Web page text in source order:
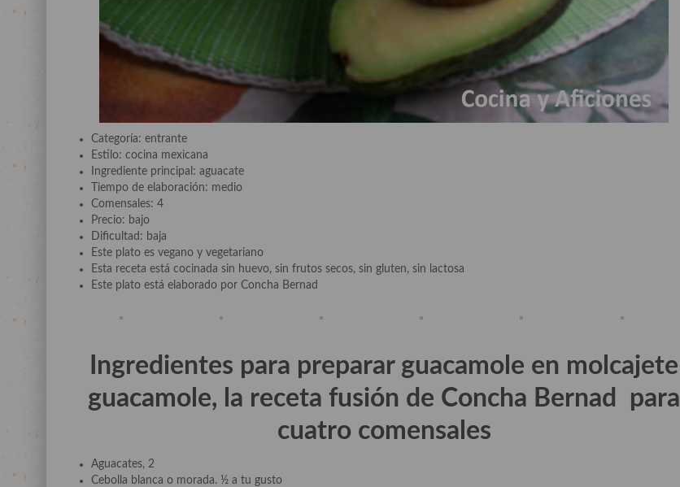
Categoría: entrante
Estilo: cocina mexicana
Ingrediente principal: aguacate
Tiempo de elaboración: medio
Comensales: 4
Precio: bajo
Dificultad: baja
Este plato es vegano y vegetariano
Esta receta está cocinada sin huevo, sin frutos secos, sin gluten, sin lactosa
Este plato está elaborado por Concha Bernad
Ingredientes para preparar guacamole en molcajete
guacamole, la receta fusión de Concha Bernad para
cuatro comensales
Aguacates, 2
Cebolla blanca o morada. ½ a tu gusto